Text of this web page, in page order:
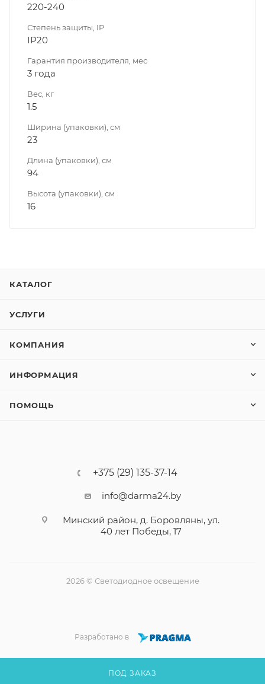
ПОД ЗАКАЗ
220-240
Степень защиты, IP
IP20
Гарантия производителя, мес
3 года
Вес, кг
1.5
Ширина (упаковки), см
23
Длина (упаковки), см
94
Высота (упаковки), см
16
КАТАЛОГ
УСЛУГИ
КОМПАНИЯ
ИНФОРМАЦИЯ
ПОМОЩЬ
+375 (29) 135-37-14
info@darma24.by
Минский район, д. Боровляны, ул.
40 лет Победы, 17
2026 © Светодиодное освещение
Разработано в